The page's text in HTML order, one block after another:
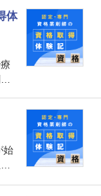
体
始